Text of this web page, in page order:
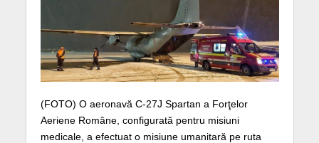
(FOTO) O aeronavă C-27J Spartan a Forţelor
Aeriene Române, configurată pentru misiuni
medicale, a efectuat o misiune umanitară pe ruta